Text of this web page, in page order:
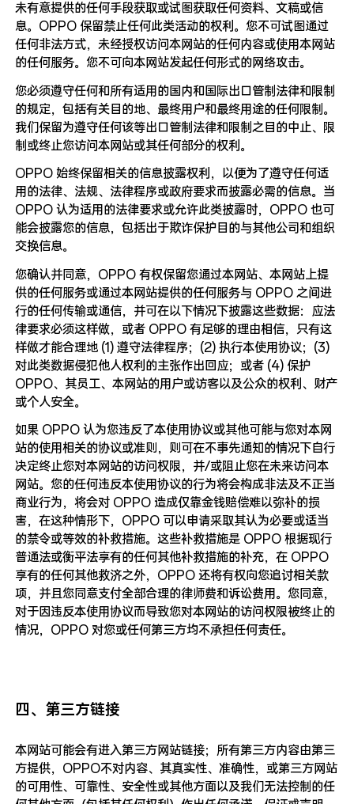
未有意提供的任何手段获取或试图获取任何资料、文稿或信
息。OPPO 保留禁止任何此类活动的权利。您不可试图通过
任何非法方式，未经授权访问本网站的任何内容或使用本网站
的任何服务。您不可向本网站发起任何形式的网络攻击。
您必须遵守任何和所有适用的国内和国际出口管制法律和限制
的规定，包括有关目的地、最终用户和最终用途的任何限制。
我们保留为遵守任何该等出口管制法律和限制之目的中止、限
制或终止您访问本网站或其任何部分的权利。
OPPO 始终保留相关的信息披露权利，以便为了遵守任何适
用的法律、法规、法律程序或政府要求而披露必需的信息。当
OPPO 认为适用的法律要求或允许此类披露时，OPPO 也可
能会披露您的信息，包括出于欺诈保护目的与其他公司和组织
交换信息。
您确认并同意，OPPO 有权保留您通过本网站、本网站上提
供的任何服务或通过本网站提供的任何服务与 OPPO 之间进
行的任何传输或通信，并可在以下情况下披露这些数据：应法
律要求必须这样做，或者 OPPO 有足够的理由相信，只有这
样做才能合理地 (1) 遵守法律程序；(2) 执行本使用协议；(3)
对此类数据侵犯他人权利的主张作出回应；或者 (4) 保护
OPPO、其员工、本网站的用户或访客以及公众的权利、财产
或个人安全。
如果 OPPO 认为您违反了本使用协议或其他可能与您对本网
站的使用相关的协议或准则，则可在不事先通知的情况下自行
决定终止您对本网站的访问权限，并/或阻止您在未来访问本
网站。您的任何违反本使用协议的行为将会构成非法及不正当
商业行为，将会对 OPPO 造成仅靠金钱赔偿难以弥补的损
害，在这种情形下，OPPO 可以申请采取其认为必要或适当
的禁令或等效的补救措施。这些补救措施是 OPPO 根据现行
普通法或衡平法享有的任何其他补救措施的补充，在 OPPO
享有的任何其他救济之外，OPPO 还将有权向您追讨相关款
项，并且您同意支付全部合理的律师费和诉讼费用。您同意，
对于因违反本使用协议而导致您对本网站的访问权限被终止的
情况，OPPO 对您或任何第三方均不承担任何责任。
四、第三方链接
本网站可能会有进入第三方网站链接；所有第三方内容由第三
方提供，OPPO不对内容、其真实性、准确性，或第三方网站
的可用性、可靠性、安全性或其他方面以及我们无法控制的任